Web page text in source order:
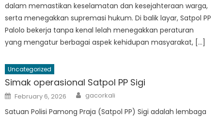
dalam memastikan keselamatan dan kesejahteraan warga,
serta menegakkan supremasi hukum. Di balik layar, Satpol PP
Palolo bekerja tanpa kenal lelah menegakkan peraturan
yang mengatur berbagai aspek kehidupan masyarakat, […]
Uncategorized
Simak operasional Satpol PP Sigi
Posted
on
February 6, 2026 Author
gacorkali
Satuan Polisi Pamong Praja (Satpol PP) Sigi adalah lembaga